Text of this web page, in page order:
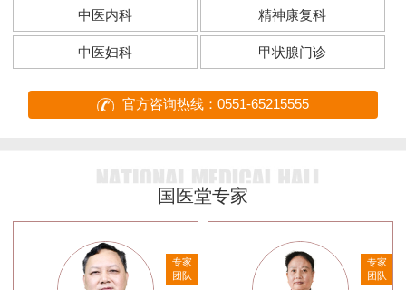
中医内科 精神康复科
中医妇科 甲状腺门诊
官方咨询热线：0551-65215555
国医堂专家
专家
团队
专家
团队